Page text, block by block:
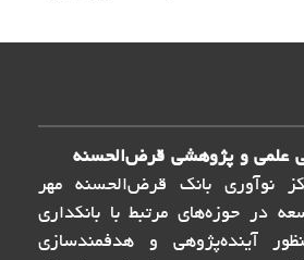
علمی و پژوهشی قرض‌الحسنه
نوآوری بانک قرض‌الحسنه مهر
در حوزه‌های مرتبط با بانکداری
آینده‌پژوهی و هدفمندسازی